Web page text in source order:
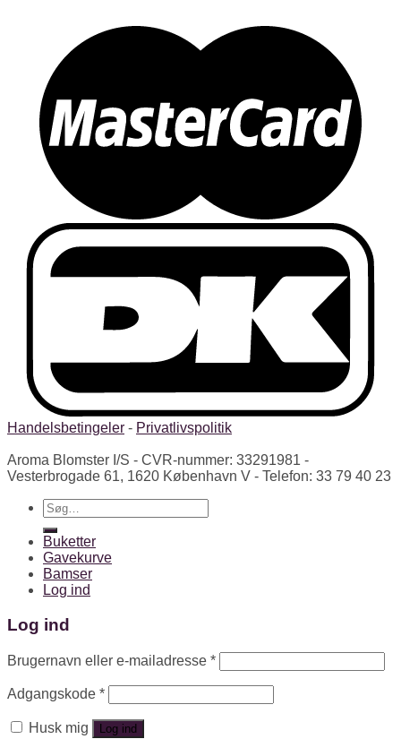
Handelsbetingeler - Privatlivspolitik
Aroma Blomster I/S - CVR-nummer: 33291981 -
Vesterbrogade 61, 1620 København V - Telefon: 33 79 40 23
Søg
efter:
Buketter
Gavekurve
Bamser
Log ind
Log ind
Brugernavn eller e-mailadresse *
Adgangskode *
Husk mig Log ind